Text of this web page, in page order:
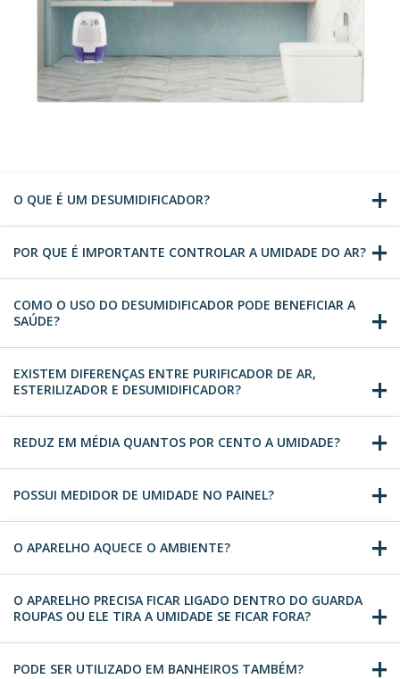
O QUE É UM DESUMIDIFICADOR?
POR QUE É IMPORTANTE CONTROLAR A UMIDADE DO AR?
COMO O USO DO DESUMIDIFICADOR PODE BENEFICIAR A
SAÚDE?
EXISTEM DIFERENÇAS ENTRE PURIFICADOR DE AR,
ESTERILIZADOR E DESUMIDIFICADOR?
REDUZ EM MÉDIA QUANTOS POR CENTO A UMIDADE?
POSSUI MEDIDOR DE UMIDADE NO PAINEL?
O APARELHO AQUECE O AMBIENTE?
O APARELHO PRECISA FICAR LIGADO DENTRO DO GUARDA
ROUPAS OU ELE TIRA A UMIDADE SE FICAR FORA?
PODE SER UTILIZADO EM BANHEIROS TAMBÉM?